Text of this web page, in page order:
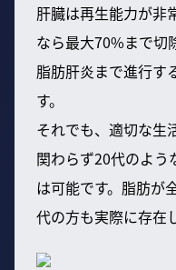
肝臓は再生能力が非
なら最大70%まで切
脂肪肝炎まで進行す
す。
それでも、適切な生
関わらず20代のよう
は可能です。脂肪が
代の方も実際に存在